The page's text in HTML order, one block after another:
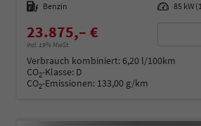
Kraftstoff Benzin Leistung 85 kW
23.875,– €
incl. 19% MwSt.
Verbrauch kombiniert:6,20 l/100km
CO2-Klasse: D
CO2-Emissionen: 133,00 g/km